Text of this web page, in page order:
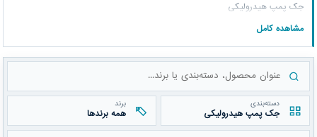
جک پمپ هیدرولیکی
مشاهده کامل
جست‌وجوی محصول
دسته‌بندی
جک پمپ هیدرولیکی
برند
همه برندها